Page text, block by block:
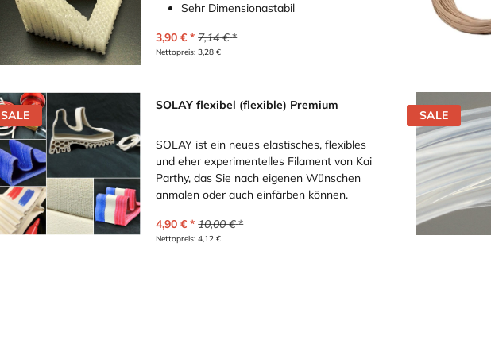
Sehr Dimensionastabil
3,90 € 7,14€
Nettopreis:3,28 €
SALE
SOLAY flexibel (flexible) Premium
SOLAY ist ein neues elastisches, flexibles
und eher experimentelles Filament von Kai
Parthy, das Sie nach eigenen Wünschen
anmalen oder auch einfärben können.
4,90 € 10,00€
Nettopreis:4,12 €
SALE